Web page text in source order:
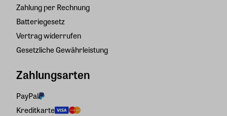
Zahlung per Rechnung
Batteriegesetz
Vertrag widerrufen
Gesetzliche Gewährleistung
Zahlungsarten
PayPal
Kreditkarte